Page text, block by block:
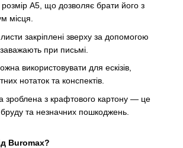
А5, що дозволяє брати його з
місця.
закріплені зверху за допомогою
при письмі.
використовувати для ескізів,
нотаток та конспектів.
зроблена з крафтового картону — це
бруду та незначних пошкоджень.
Buromax?